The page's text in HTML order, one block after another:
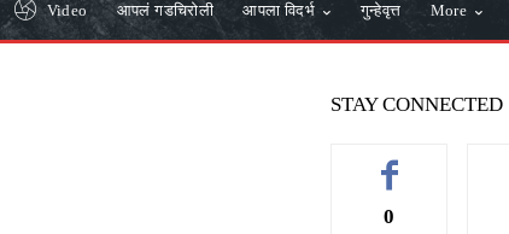
Video आपलं गडचिरोली आपला विदर्भ गुन्हेवृत्त More
STAY CONNECTED
0